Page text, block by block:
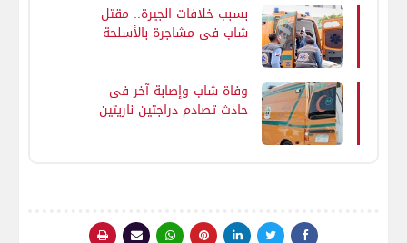
بسبب خلافات الجيرة.. مقتل
شاب في مشاجرة بالأسلحة
وفاة شاب وإصابة آخر فى
حادث تصادم دراجتين ناريتين